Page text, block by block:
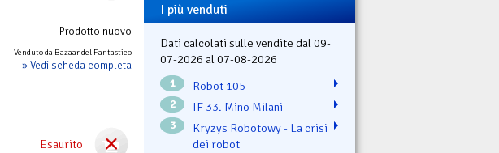
Prodotto nuovo
Venduto da Bazaar del Fantastico
» Vedi scheda completa
Esaurito
I più venduti
Dati calcolati sulle vendite dal 09-
07-2026 al 07-08-2026
1 Robot 105
2 IF 33. Mino Milani
3
Kryzys Robotowy - La crisi
dei robot